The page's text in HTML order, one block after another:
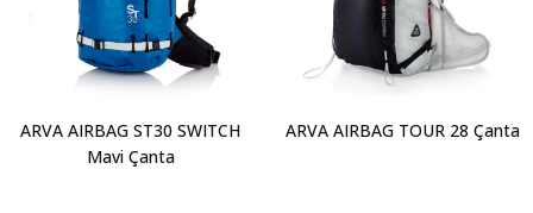
ARVA AIRBAG ST30 SWITCH
Mavi Çanta
ARVA AIRBAG TOUR 28 Çanta